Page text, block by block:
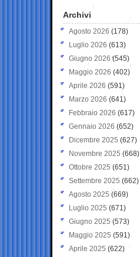
Archivi
Agosto 2026 (178)
Luglio 2026 (613)
Giugno 2026 (545)
Maggio 2026 (402)
Aprile 2026 (591)
Marzo 2026 (641)
Febbraio 2026 (617)
Gennaio 2026 (652)
Dicembre 2025 (627)
Novembre 2025 (668)
Ottobre 2025 (651)
Settembre 2025 (662)
Agosto 2025 (669)
Luglio 2025 (671)
Giugno 2025 (573)
Maggio 2025 (591)
Aprile 2025 (622)